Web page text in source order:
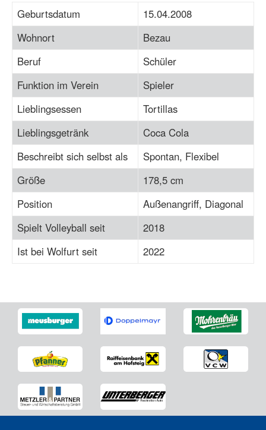
Geburtsdatum
15.04.2008
Wohnort
Bezau
Beruf
Schüler
Funktion im Verein
Spieler
Lieblingsessen
Tortillas
Lieblingsgetränk
Coca Cola
Beschreibt sich selbst als
Spontan, Flexibel
Größe
178,5 cm
Position
Außenangriff, Diagonal
Spielt Volleyball seit
2018
Ist bei Wolfurt seit
2022